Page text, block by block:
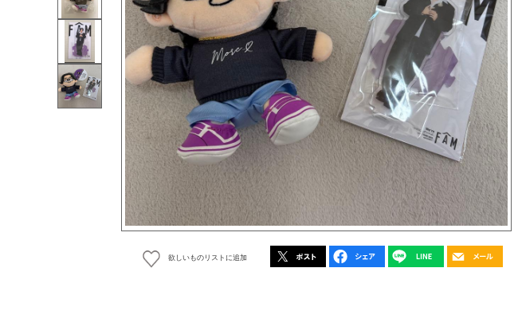
欲しいものリストに追加